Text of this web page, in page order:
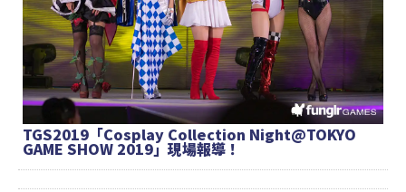
TGS2019「Cosplay Collection Night@TOKYO
GAME SHOW 2019」現場報導！